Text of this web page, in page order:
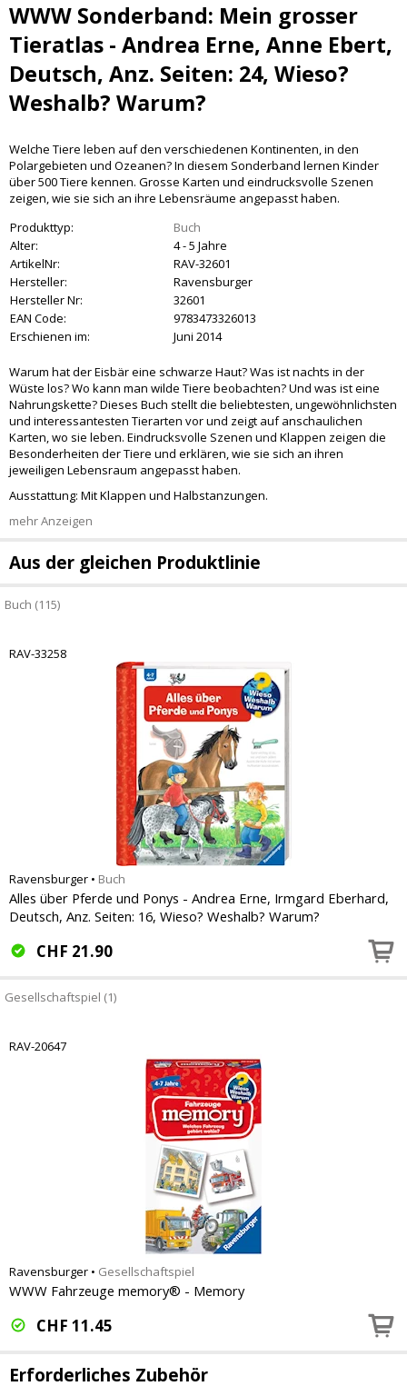
WWW Sonderband: Mein grosser
Tieratlas - Andrea Erne, Anne Ebert,
Deutsch, Anz. Seiten: 24, Wieso?
Weshalb? Warum?
Welche Tiere leben auf den verschiedenen Kontinenten, in den
Polargebieten und Ozeanen? In diesem Sonderband lernen Kinder
über 500 Tiere kennen. Grosse Karten und eindrucksvolle Szenen
zeigen, wie sie sich an ihre Lebensräume angepasst haben.
Produkttyp:
Buch
Alter:
4 - 5 Jahre
ArtikelNr:
RAV-32601
Hersteller:
Ravensburger
Hersteller Nr:
32601
EAN Code:
9783473326013
Erschienen im:
Juni 2014
Warum hat der Eisbär eine schwarze Haut? Was ist nachts in der
Wüste los? Wo kann man wilde Tiere beobachten? Und was ist eine
Nahrungskette? Dieses Buch stellt die beliebtesten, ungewöhnlichsten
und interessantesten Tierarten vor und zeigt auf anschaulichen
Karten, wo sie leben. Eindrucksvolle Szenen und Klappen zeigen die
Besonderheiten der Tiere und erklären, wie sie sich an ihren
jeweiligen Lebensraum angepasst haben.
Ausstattung: Mit Klappen und Halbstanzungen.
mehr Anzeigen
Aus der gleichen Produktlinie
Buch (115)
RAV-33258
Ravensburger • Buch
Alles über Pferde und Ponys - Andrea Erne, Irmgard Eberhard,
Deutsch, Anz. Seiten: 16, Wieso? Weshalb? Warum?
CHF 21.90
Gesellschaftspiel (1)
RAV-20647
Ravensburger • Gesellschaftspiel
WWW Fahrzeuge memory® - Memory
CHF 11.45
Erforderliches Zubehör